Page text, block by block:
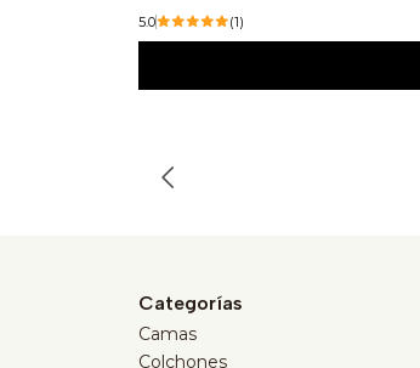
5.0 (1)
Categorías
Camas
Colchones